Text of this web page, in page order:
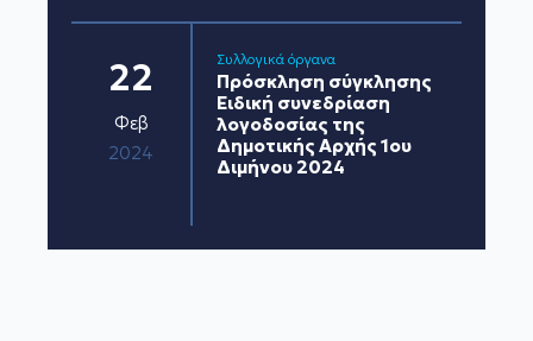
22
Φεβ
2024
Συλλογικά όργανα
Πρόσκληση σύγκλησης
Ειδική συνεδρίαση
λογοδοσίας της
Δημοτικής Αρχής 1ου
Διμήνου 2024